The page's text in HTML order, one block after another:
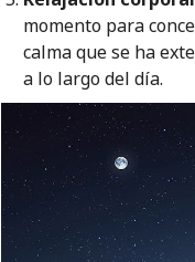
momento para
calma que se ha
a lo largo del día.